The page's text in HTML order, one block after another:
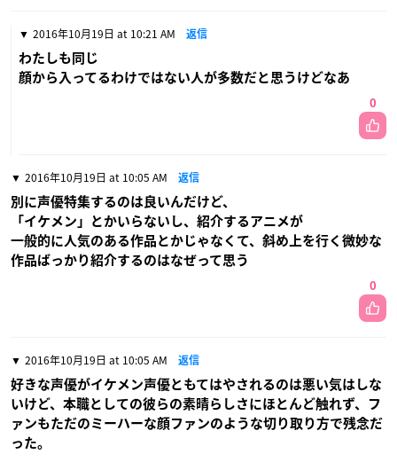
2016年10月19日 at 10:21 AM 返信
わたしも同じ
顔から入ってるわけではない人が多数だと思うけどなあ
0
2016年10月19日 at 10:05 AM 返信
別に声優特集するのは良いんだけど、
「イケメン」とかいらないし、紹介するアニメが
一般的に人気のある作品とかじゃなくて、斜め上を行く微妙な
作品ばっかり紹介するのはなぜって思う
0
2016年10月19日 at 10:05 AM 返信
好きな声優がイケメン声優ともてはやされるのは悪い気はしな
いけど、本職としての彼らの素晴らしさにほとんど触れず、フ
ァンもただのミーハーな顔ファンのような切り取り方で残念だ
った。